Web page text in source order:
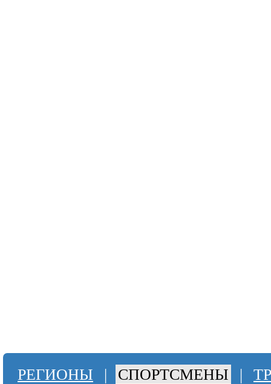
РЕГИОНЫ | СПОРТСМЕНЫ |